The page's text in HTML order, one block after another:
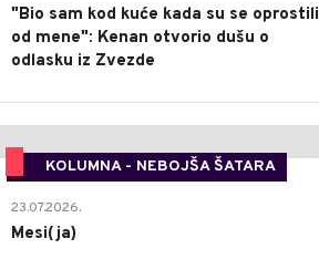
"Bio sam kod kuće kada su se oprostili
od mene": Kenan otvorio dušu o
odlasku iz Zvezde
KOLUMNA - NEBOJŠA ŠATARA
23.07.2026.
Mesi(ja)